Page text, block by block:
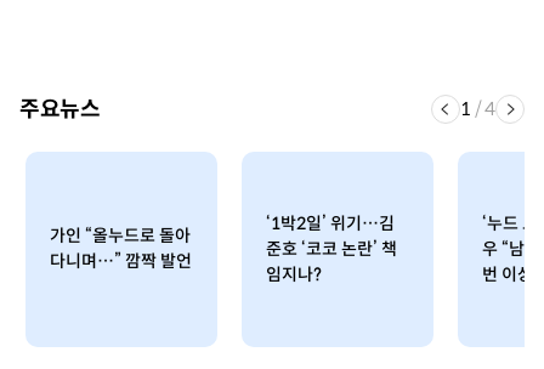
주요뉴스 1 /4
가인 “올누드로 돌아
다니며…” 깜짝 발언
‘1박2일’ 위기…김
준호 ‘코코 논란’ 책
임지나?
‘누드 도
우 “남
번 이상